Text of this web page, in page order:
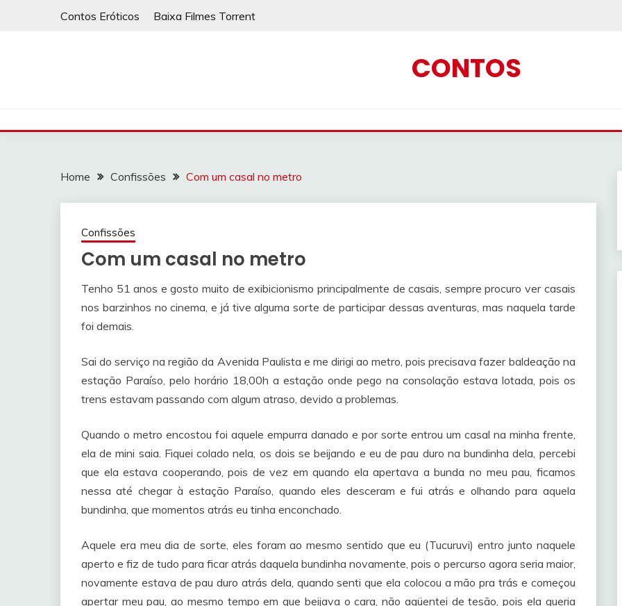
Contos Eróticos Baixa Filmes Torrent
CONTOS
Home Confissões Com um casal no metro
Confissões
Com um casal no metro
Tenho 51 anos e gosto muito de exibicionismo principalmente de casais, sempre procuro ver casais
nos barzinhos no cinema, e já tive alguma sorte de participar dessas aventuras, mas naquela tarde
foi demais.
Sai do serviço na região da Avenida Paulista e me dirigi ao metro, pois precisava fazer baldeação na
estação Paraíso, pelo horário 18,00h a estação onde pego na consolação estava lotada, pois os
trens estavam passando com algum atraso, devido a problemas.
Quando o metro encostou foi aquele empurra danado e por sorte entrou um casal na minha frente,
ela de mini saia. Fiquei colado nela, os dois se beijando e eu de pau duro na bundinha dela, percebi
que ela estava cooperando, pois de vez em quando ela apertava a bunda no meu pau, ficamos
nessa até chegar à estação Paraíso, quando eles desceram e fui atrás e olhando para aquela
bundinha, que momentos atrás eu tinha enconchado.
Aquele era meu dia de sorte, eles foram ao mesmo sentido que eu (Tucuruvi) entro junto naquele
aperto e fiz de tudo para ficar atrás daquela bundinha novamente, pois o percurso agora seria maior,
novamente estava de pau duro atrás dela, quando senti que ela colocou a mão pra trás e começou
apertar meu pau, ao mesmo tempo em que beijava o cara, não agüentei de tesão, pois ela queria